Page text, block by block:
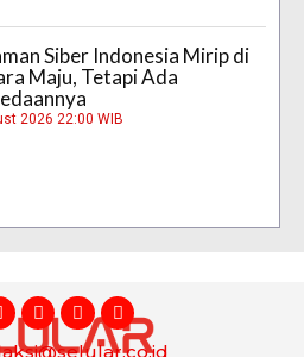
Siber Indonesia Mirip di
Maju, Tetapi Ada
2026 22:00 WIB